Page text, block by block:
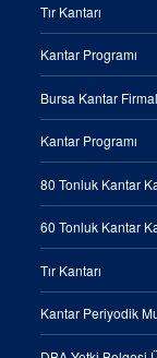
Tır Kantarı
Kantar Programı
Bursa Kantar
Kantar Programı
80 Tonluk Kantar
60 Tonluk Kantar
Tır Kantarı
Kantar Periyodik